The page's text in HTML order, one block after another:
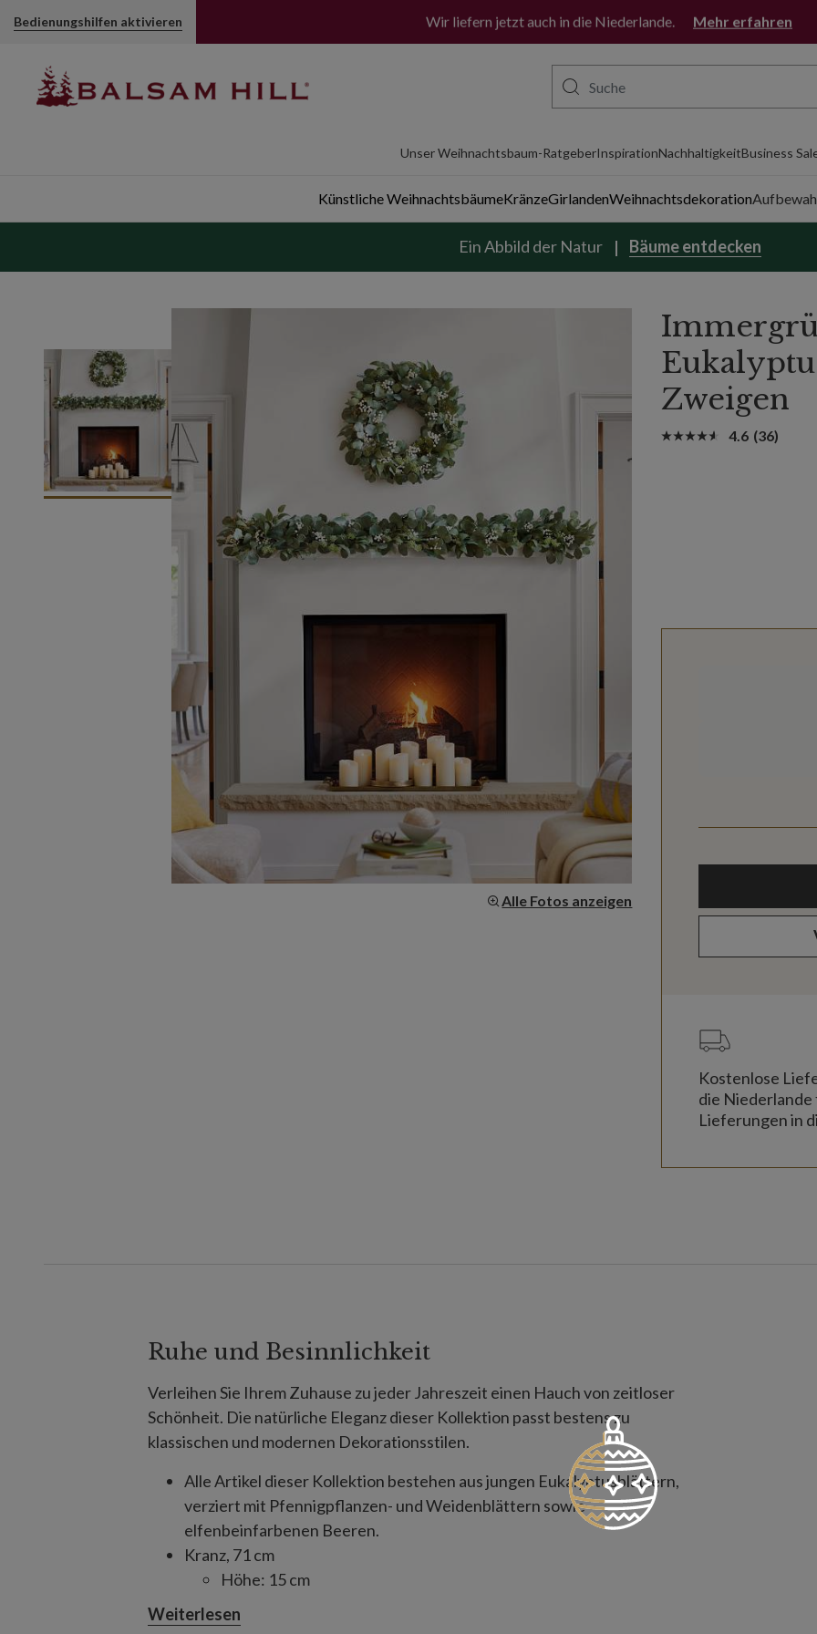
Bedienungshilfen aktivieren Wir liefern jetzt auch in die Niederlande. Mehr erfahren
Unser Weihnachtsbaum-RatgeberInspirationNachhaltigkeitBusiness
Künstliche WeihnachtsbäumeKränzeGirlandenWeihnachtsdekoration
Ein Abbild der Natur Bäume entdecken
Alle Fotos anzeigen
Zweigen
4.6 (36)
Kostenlose
die
Lieferungen in
Ruhe und Besinnlichkeit
Verleihen Sie Ihrem Zuhause zu jeder Jahreszeit einen Hauch von zeitloser
Schönheit. Die natürliche Eleganz dieser Kollektion passt bestens zu
klassischen und modernen Dekorationsstilen.
Alle Artikel dieser Kollektion bestehen aus jungen Eukalyptusblättern,
verziert mit Pfennigpflanzen- und Weidenblättern sowie
elfenbeinfarbenen Beeren.
Kranz, 71 cm
Höhe: 15 cm
Girlande, 183 cm
Breite: 10 cm
Weiterlesen